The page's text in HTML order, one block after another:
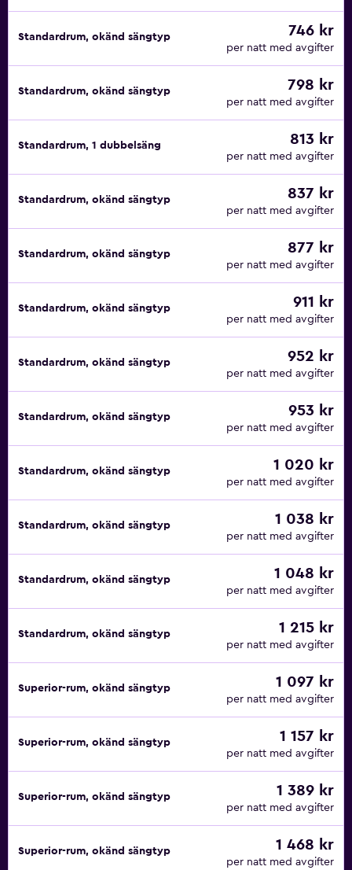
Standardrum, okänd sängtyp 746 kr
per natt med avgifter
Standardrum, okänd sängtyp 798 kr
per natt med avgifter
Standardrum, 1 dubbelsäng 813 kr
per natt med avgifter
Standardrum, okänd sängtyp 837 kr
per natt med avgifter
Standardrum, okänd sängtyp 877 kr
per natt med avgifter
Standardrum, okänd sängtyp 911 kr
per natt med avgifter
Standardrum, okänd sängtyp 952 kr
per natt med avgifter
Standardrum, okänd sängtyp 953 kr
per natt med avgifter
Standardrum, okänd sängtyp 1 020 kr
per natt med avgifter
Standardrum, okänd sängtyp 1 038 kr
per natt med avgifter
Standardrum, okänd sängtyp 1 048 kr
per natt med avgifter
Standardrum, okänd sängtyp 1 215 kr
per natt med avgifter
Superior-rum, okänd sängtyp 1 097 kr
per natt med avgifter
Superior-rum, okänd sängtyp 1 157 kr
per natt med avgifter
Superior-rum, okänd sängtyp 1 389 kr
per natt med avgifter
Superior-rum, okänd sängtyp 1 468 kr
per natt med avgifter